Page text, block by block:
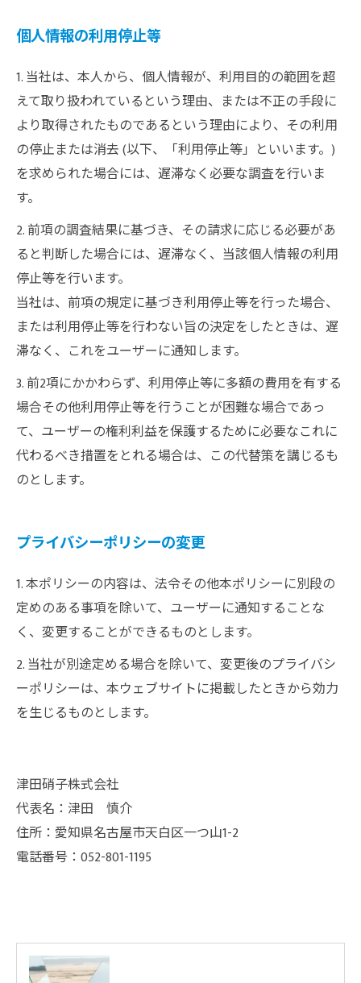
個人情報の利用停止等
1. 当社は、本人から、個人情報が、利用目的の範囲を超
えて取り扱われているという理由、または不正の手段に
より取得されたものであるという理由により、その利用
の停止または消去 (以下、「利用停止等」といいます。)
を求められた場合には、遅滞なく必要な調査を行いま
す。
2. 前項の調査結果に基づき、その請求に応じる必要があ
ると判断した場合には、遅滞なく、当該個人情報の利用
停止等を行います。
当社は、前項の規定に基づき利用停止等を行った場合、
または利用停止等を行わない旨の決定をしたときは、遅
滞なく、これをユーザーに通知します。
3. 前2項にかかわらず、利用停止等に多額の費用を有する
場合その他利用停止等を行うことが困難な場合であっ
て、ユーザーの権利利益を保護するために必要なこれに
代わるべき措置をとれる場合は、この代替策を講じるも
のとします。
プライバシーポリシーの変更
1. 本ポリシーの内容は、法令その他本ポリシーに別段の
定めのある事項を除いて、ユーザーに通知することな
く、変更することができるものとします。
2. 当社が別途定める場合を除いて、変更後のプライバシ
ーポリシーは、本ウェブサイトに掲載したときから効力
を生じるものとします。
津田硝子株式会社
代表名：津田 慎介
住所：愛知県名古屋市天白区一つ山1-2
電話番号：052-801-1195